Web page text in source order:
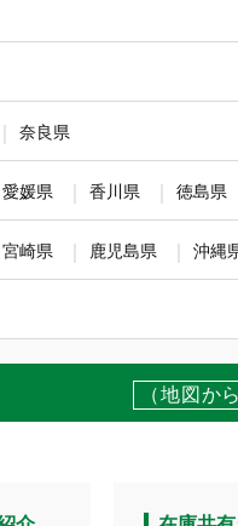
ルが入荷しました！
ショップニュース
み目前！！各種空き状況☆
ショップニュース
ｱﾄﾞﾚﾅです☆
奈良県
愛媛県 香川県 徳島県
宮崎県 鹿児島県 沖縄
（地図か